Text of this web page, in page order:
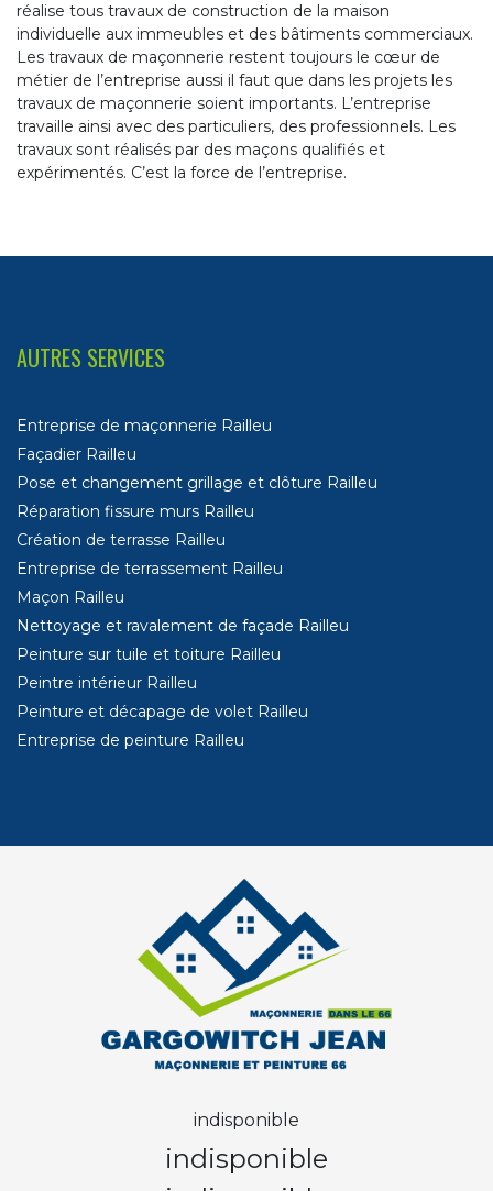
réalise tous travaux de construction de la maison
individuelle aux immeubles et des bâtiments commerciaux.
Les travaux de maçonnerie restent toujours le cœur de
métier de l’entreprise aussi il faut que dans les projets les
travaux de maçonnerie soient importants. L’entreprise
travaille ainsi avec des particuliers, des professionnels. Les
travaux sont réalisés par des maçons qualifiés et
expérimentés. C’est la force de l’entreprise.
AUTRES SERVICES
Entreprise de maçonnerie Railleu
Façadier Railleu
Pose et changement grillage et clôture Railleu
Réparation fissure murs Railleu
Création de terrasse Railleu
Entreprise de terrassement Railleu
Maçon Railleu
Nettoyage et ravalement de façade Railleu
Peinture sur tuile et toiture Railleu
Peintre intérieur Railleu
Peinture et décapage de volet Railleu
Entreprise de peinture Railleu
indisponible
indisponible